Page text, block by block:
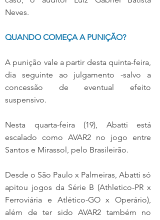
Neves.
QUANDO COMEÇA A PUNIÇÃO?
A punição vale a partir desta quinta-feira,
dia seguinte ao julgamento -salvo a
concessão de eventual efeito
suspensivo.
Nesta quarta-feira (19), Abatti está
escalado como AVAR2 no jogo entre
Santos e Mirassol, pelo Brasileirão.
Desde o São Paulo x Palmeiras, Abatti só
apitou jogos da Série B (Athletico-PR x
Ferroviária e Atlético-GO x Operário),
além de ter sido AVAR2 também no